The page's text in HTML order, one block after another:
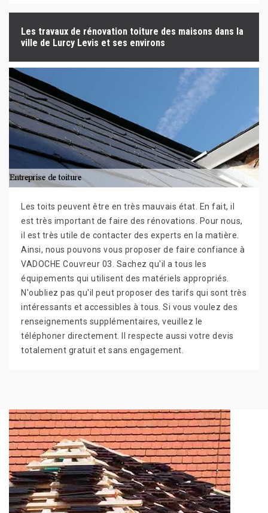
Les travaux de rénovation toiture des maisons dans la
ville de Lurcy Levis et ses environs
Les toits peuvent être en très mauvais état. En fait, il
est très important de faire des rénovations. Pour nous,
il est très utile de contacter des experts en la matière.
Ainsi, nous pouvons vous proposer de faire confiance à
VADOCHE Couvreur 03. Sachez qu'il a tous les
équipements qui utilisent des matériels appropriés.
N'oubliez pas qu'il peut proposer des tarifs qui sont très
intéressants et accessibles à tous. Si vous voulez des
renseignements supplémentaires, veuillez le
téléphoner directement. Il respecte aussi votre devis
totalement gratuit et sans engagement.